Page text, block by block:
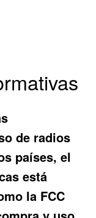
de radios
países, el
está
la FCC